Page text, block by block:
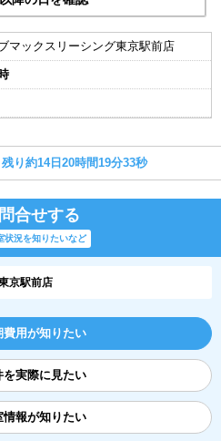
マックスリーシング東京駅前店
残り約14日20時間19分32秒
合せする
状況を知りたいなど
京駅前店
費用が知りたい
を実際に見たい
情報が知りたい